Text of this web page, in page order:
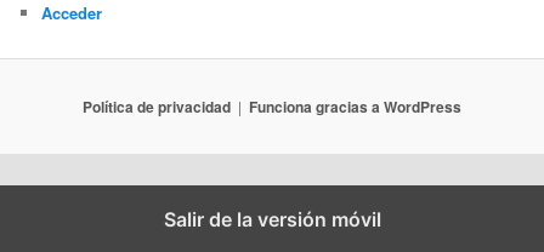
Acceder
Política de privacidad Funciona gracias a WordPress
Salir de la versión móvil